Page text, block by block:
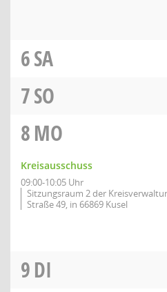
6SA
7SO
8MO
Kreisausschuss
09:00-10:05 Uhr
Sitzungsraum 2 der
Straße 49, in 66869 Kusel
9DI